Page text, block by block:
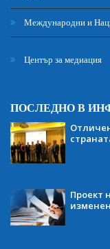
Международни и
Център за медиация
ПОСЛЕДНО В
Проект